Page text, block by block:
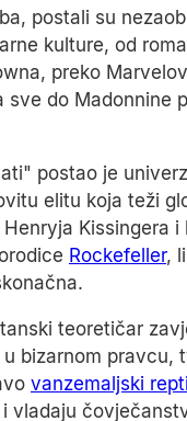
postali su
kulture, od
preko
sve do Madonnine
postao je
elitu koja teži
Kissingera i
Rockefeller,
teoretičar
bizarnom pravcu,
vanzemaljski
vladaju